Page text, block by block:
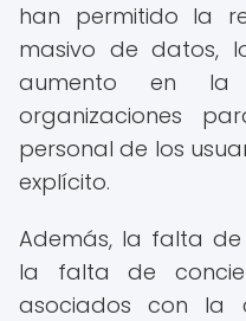
han permitido la
masivo de datos,
aumento en
organizaciones
personal de los
explícito.
Además, la falta
la falta de
asociados con la